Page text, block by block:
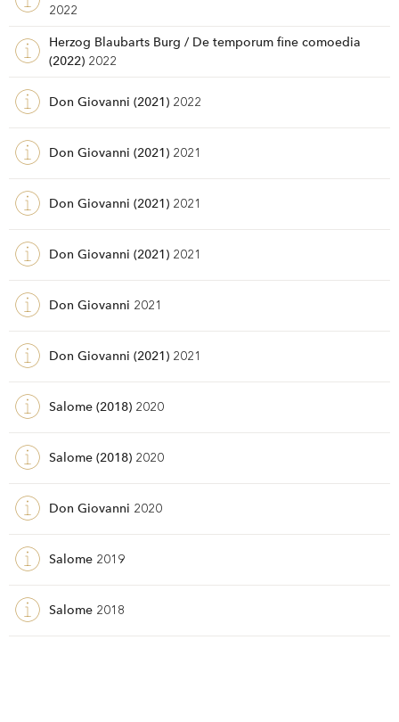
2022
Herzog Blaubarts Burg / De temporum fine comoedia
(2022) 2022
Don Giovanni (2021) 2022
Don Giovanni (2021) 2021
Don Giovanni (2021) 2021
Don Giovanni (2021) 2021
Don Giovanni 2021
Don Giovanni (2021) 2021
Salome (2018) 2020
Salome (2018) 2020
Don Giovanni 2020
Salome 2019
Salome 2018